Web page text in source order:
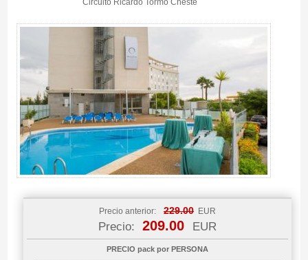
Circuito Ricardo Tormo Cheste
Precio anterior: 229.00 EUR
Precio: 209.00 EUR
PRECIO pack por PERSONA